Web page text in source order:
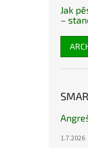
Jak
–
1.7.2026